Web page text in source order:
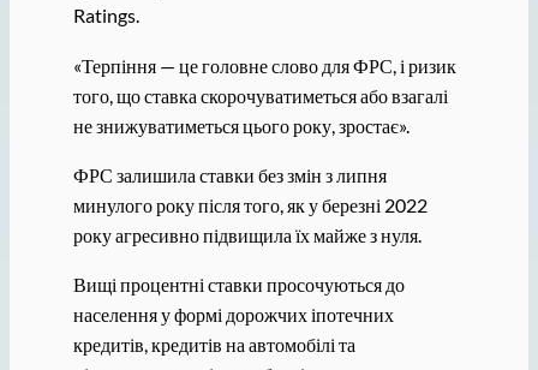
Ratings.
«Терпіння — це головне слово для ФРС, і ризик
того, що ставка скорочуватиметься або взагалі
не знижуватиметься цього року, зростає».
ФРС залишила ставки без змін з липня
минулого року після того, як у березні 2022
року агресивно підвищила їх майже з нуля.
Вищі процентні ставки просочуються до
населення у формі дорожчих іпотечних
кредитів, кредитів на автомобілі та